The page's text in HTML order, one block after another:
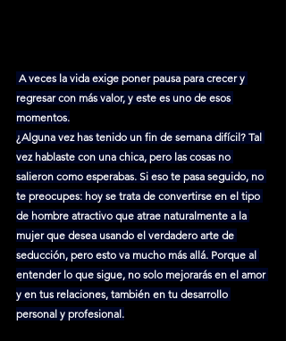
regresar con más valor, y este es uno de esos
momentos.
¿Alguna vez has tenido un fin de semana difícil? Tal
vez hablaste con una chica, pero las cosas no
salieron como esperabas. Si eso te pasa seguido, no
te preocupes: hoy se trata de convertirse en el tipo
de hombre atractivo que atrae naturalmente a la
mujer que desea usando el verdadero arte de
seducción, pero esto va mucho más allá. Porque al
entender lo que sigue, no solo mejorarás en el amor
y en tus relaciones, también en tu desarrollo
personal y profesional.